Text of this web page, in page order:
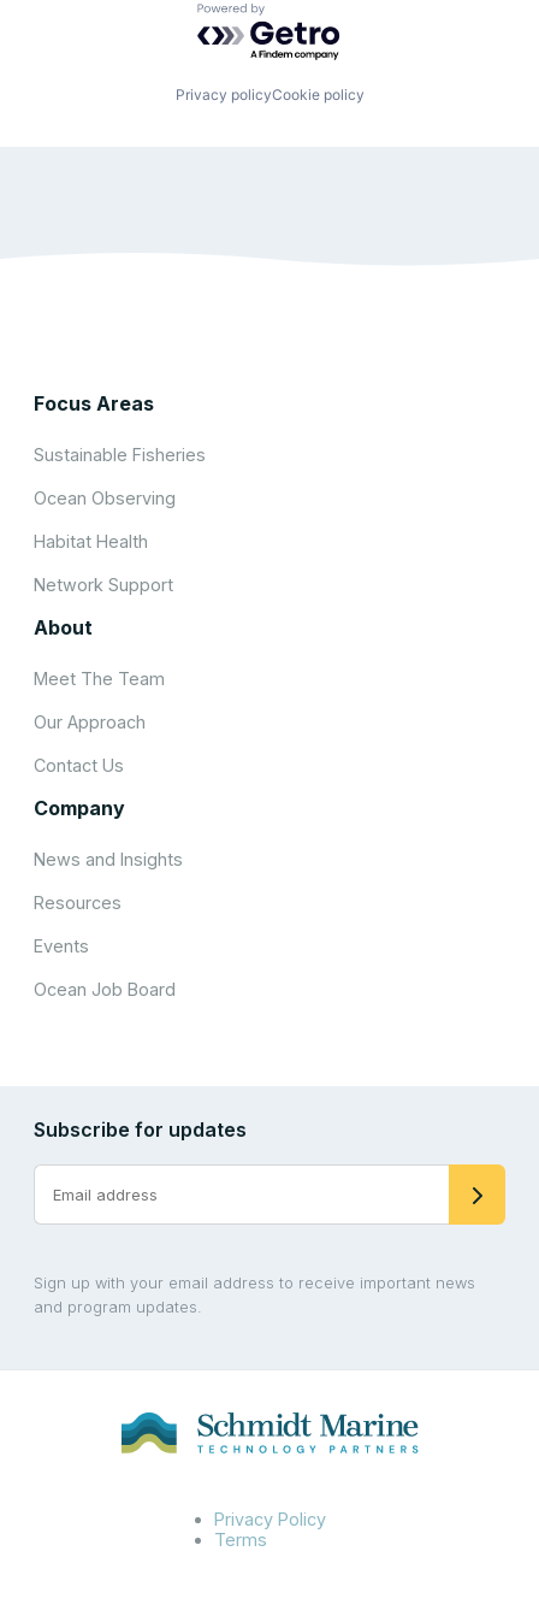
Powered by Getro.com
Privacy policyCookie policy
Focus Areas
Sustainable Fisheries
Ocean Observing
Habitat Health
Network Support
About
Meet The Team
Our Approach
Contact Us
Company
News and Insights
Resources
Events
Ocean Job Board
Subscribe for updates
Sign up with your email address to receive important news
and program updates.
Privacy Policy
Terms